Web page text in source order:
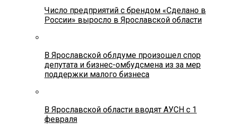
Число предприятий с брендом «Сделано в
России» выросло в Ярославской области
В Ярославской облдуме произошел спор
депутата и бизнес-омбудсмена из за мер
поддержки малого бизнеса
В Ярославской области вводят АУСН с 1
февраля